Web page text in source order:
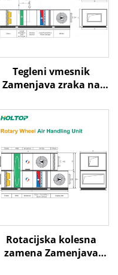
Tegleni vmesnik
Zamenjava zraka na
uporaba Obravnavni
enotski sistem
Rotacijska kolesna
zamena Zamenjava